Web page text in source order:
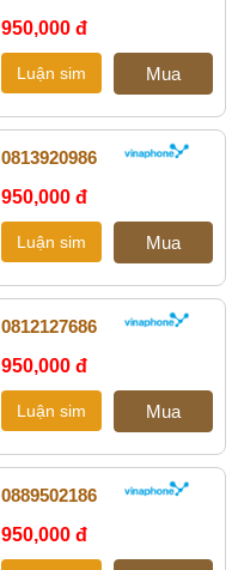
950,000 đ
0813920986
950,000 đ
0812127686
950,000 đ
0889502186
950,000 đ